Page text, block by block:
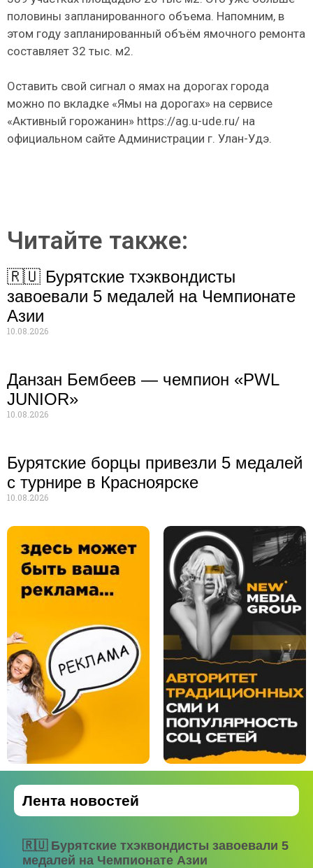
половины запланированного объема. Напомним, в
этом году запланированный объём ямочного ремонта
составляет 32 тыс. м2.
Оставить свой сигнал о ямах на дорогах города
можно по вкладке «Ямы на дорогах» на сервисе
«Активный горожанин» https://ag.u-ude.ru/ на
официальном сайте Администрации г. Улан-Удэ.
Читайте также:
🇷🇺 Бурятские тхэквондисты
завоевали 5 медалей на Чемпионате
Азии
10.08.2026
Данзан Бембеев — чемпион «PWL
JUNIOR»
10.08.2026
Бурятские борцы привезли 5 медалей
с турнире в Красноярске
10.08.2026
Лента новостей
🇷🇺 Бурятские тхэквондисты завоевали 5
медалей на Чемпионате Азии